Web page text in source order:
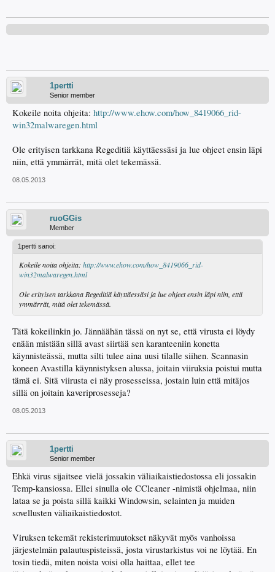
1pertti
Senior member
Kokeile noita ohjeita: http://www.ehow.com/how_8419066_rid-
win32malwaregen.html
Ole erityisen tarkkana Regeditiä käyttäessäsi ja lue ohjeet ensin läpi
niin, että ymmärrät, mitä olet tekemässä.
08.05.2013
ruoGGis
Member
1pertti sanoi:
Kokeile noita ohjeita: http://www.ehow.com/how_8419066_rid-
win32malwaregen.html
Ole erityisen tarkkana Regeditiä käyttäessäsi ja lue ohjeet ensin läpi niin, että
ymmärrät, mitä olet tekemässä.
Tätä kokeilinkin jo. Jännäähän tässä on nyt se, että virusta ei löydy
enään mistään sillä avast siirtää sen karanteeniin konetta
käynnisteässä, mutta silti tulee aina uusi tilalle siihen. Scannasin
koneen Avastilla käynnistyksen alussa, joitain viiruksia poistui mutta
tämä ei. Sitä viirusta ei näy prosesseissa, jostain luin että mitäjos
sillä on joitain kaveriprosesseja?
08.05.2013
1pertti
Senior member
Ehkä virus sijaitsee vielä jossakin väliaikaistiedostossa eli jossakin
Temp-kansiossa. Ellei sinulla ole CCleaner -nimistä ohjelmaa, niin
lataa se ja poista sillä kaikki Windowsin, selainten ja muiden
sovellusten väliaikaistiedostot.
Viruksen tekemät rekisterimuutokset näkyvät myös vanhoissa
järjestelmän palautuspisteissä, josta virustarkistus voi ne löytää. En
tosin tiedä, miten noista voisi olla haittaa, ellet tee